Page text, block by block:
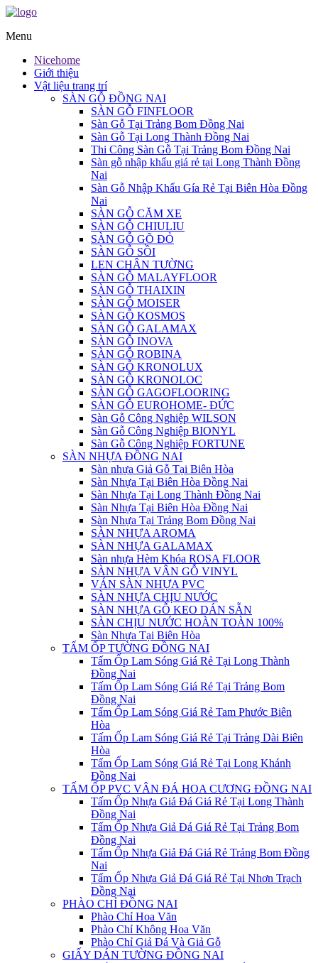
Menu
Nicehome
Giới thiệu
Vật liệu trang trí
SÀN GỖ ĐỒNG NAI
SÀN GỖ FINFLOOR
Sàn Gỗ Tại Trảng Bom Đồng Nai
Sàn Gỗ Tại Long Thành Đồng Nai
Thi Công Sàn Gỗ Tại Trảng Bom Đồng Nai
Sàn gỗ nhập khẩu giá rẻ tại Long Thành Đồng
Nai
Sàn Gỗ Nhập Khẩu Gía Rẻ Tại Biên Hòa Đồng
Nai
SÀN GỖ CĂM XE
SÀN GỖ CHIULIU
SÀN GỖ GÕ ĐỎ
SÀN GỖ SỒI
LEN CHÂN TƯỜNG
SÀN GỖ MALAYFLOOR
SÀN GỖ THAIXIN
SÀN GỖ MOISER
SÀN GỖ KOSMOS
SÀN GỖ GALAMAX
SÀN GỖ INOVA
SÀN GỖ ROBINA
SÀN GỖ KRONOLUX
SÀN GỖ KRONOLOC
SÀN GỖ GAGOFLOORING
SÀN GỖ EUROHOME- ĐỨC
Sàn Gỗ Công Nghiệp WILSON
Sàn Gỗ Công Nghiệp BIONYL
Sàn Gỗ Công Nghiệp FORTUNE
SÀN NHỰA ĐỒNG NAI
Sàn nhựa Giả Gỗ Tại Biên Hòa
Sàn Nhựa Tại Biên Hòa Đồng Nai
Sàn Nhựa Tại Long Thành Đồng Nai
Sàn Nhựa Tại Biên Hòa Đồng Nai
Sàn Nhựa Tại Trảng Bom Đồng Nai
SÀN NHỰA AROMA
SÀN NHỰA GALAMAX
Sàn nhựa Hèm Khóa ROSA FLOOR
SÀN NHỰA VÂN GỖ VINYL
VÁN SÀN NHỰA PVC
SÀN NHỰA CHỊU NƯỚC
SÀN NHỰA GỖ KEO DÁN SẴN
SÀN CHỊU NƯỚC HOÀN TOÀN 100%
Sàn Nhựa Tại Biên Hòa
TẤM ỐP TƯỜNG ĐỒNG NAI
Tấm Ốp Lam Sóng Giá Rẻ Tại Long Thành
Đồng Nai
Tấm Ốp Lam Sóng Giá Rẻ Tại Trảng Bom
Đồng Nai
Tấm Ốp Lam Sóng Giá Rẻ Tam Phước Biên
Hòa
Tấm Ốp Lam Sóng Giá Rẻ Tại Trảng Dài Biên
Hòa
Tấm Ốp Lam Sóng Giá Rẻ Tại Long Khánh
Đồng Nai
TẤM ỐP PVC VÂN ĐÁ HOA CƯƠNG ĐỒNG NAI
Tấm Ốp Nhựa Giả Đá Giá Rẻ Tại Long Thành
Đồng Nai
Tấm Ốp Nhựa Giả Đá Giá Rẻ Tại Trảng Bom
Đồng Nai
Tấm Ốp Nhựa Giả Đá Giá Rẻ Trảng Bom Đồng
Nai
Tấm Ốp Nhựa Giả Đá Giá Rẻ Tại Nhơn Trạch
Đồng Nai
PHÀO CHỈ ĐỒNG NAI
Phào Chỉ Hoa Văn
Phào Chỉ Không Hoa Văn
Phào Chỉ Giả Đá Và Giả Gỗ
GIẤY DÁN TƯỜNG ĐỒNG NAI